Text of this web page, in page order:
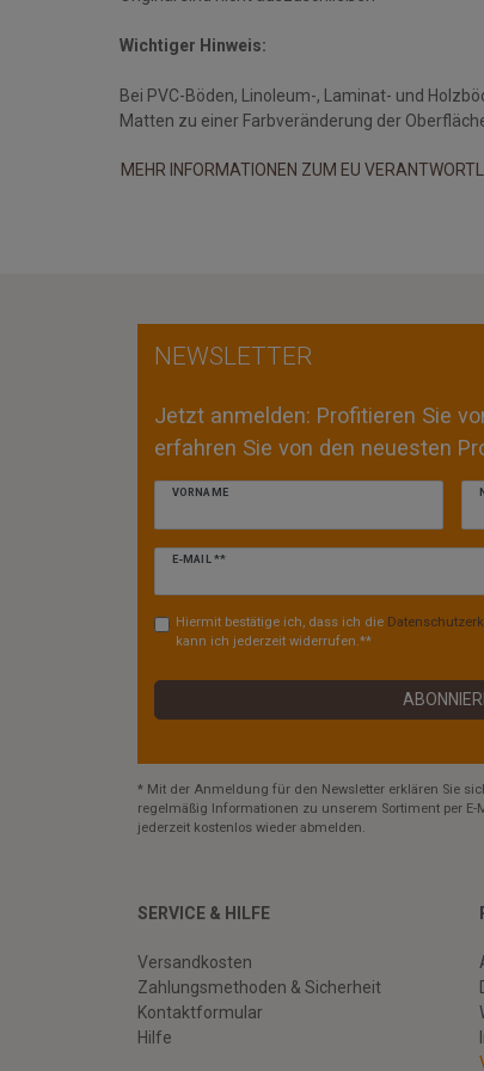
Wichtiger Hinweis:
Bei PVC-Böden, Linoleum-, Laminat- und
Matten zu einer Farbveränderung der
MEHR INFORMATIONEN ZUM EU
NEWSLETTER
Jetzt anmelden: Profitieren Sie
erfahren Sie von den neuesten
VORNAME
E-MAIL **
Newsletter
Hiermit bestätige ich, dass ich die
kann ich jederzeit widerrufen.**
* Mit der Anmeldung für den Newsletter erklären Sie
regelmäßig Informationen zu unserem Sortiment per
jederzeit kostenlos wieder abmelden.
SERVICE & HILFE
Versandkosten
Zahlungsmethoden & Sicherheit
Kontaktformular
Hilfe